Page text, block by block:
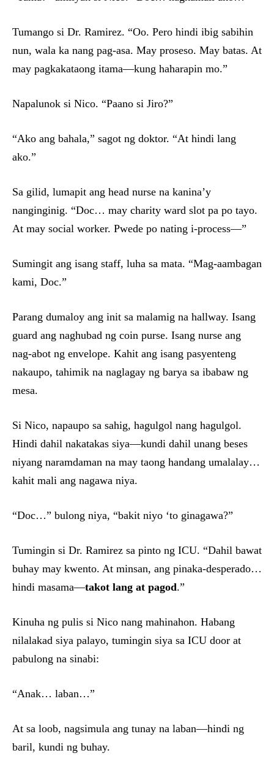
Tumango si Dr. Ramirez. “Oo. Pero hindi ibig sabihin
nun, wala ka nang pag-asa. May proseso. May batas. At
may pagkakataong itama—kung haharapin mo.”
Napalunok si Nico. “Paano si Jiro?”
“Ako ang bahala,” sagot ng doktor. “At hindi lang
ako.”
Sa gilid, lumapit ang head nurse na kanina’y
nanginginig. “Doc… may charity ward slot pa po tayo.
At may social worker. Pwede po nating i-process—”
Sumingit ang isang staff, luha sa mata. “Mag-aambagan
kami, Doc.”
Parang dumaloy ang init sa malamig na hallway. Isang
guard ang naghubad ng coin purse. Isang nurse ang
nag-abot ng envelope. Kahit ang isang pasyenteng
nakaupo, tahimik na naglagay ng barya sa ibabaw ng
mesa.
Si Nico, napaupo sa sahig, hagulgol nang hagulgol.
Hindi dahil nakatakas siya—kundi dahil unang beses
niyang naramdaman na may taong handang umalalay…
kahit mali ang nagawa niya.
“Doc…” bulong niya, “bakit niyo ‘to ginagawa?”
Tumingin si Dr. Ramirez sa pinto ng ICU. “Dahil bawat
buhay may kwento. At minsan, ang pinaka-desperado…
hindi masama—takot lang at pagod.”
Kinuha ng pulis si Nico nang mahinahon. Habang
nilalakad siya palayo, tumingin siya sa ICU door at
pabulong na sinabi:
“Anak… laban…”
At sa loob, nagsimula ang tunay na laban—hindi ng
baril, kundi ng buhay.